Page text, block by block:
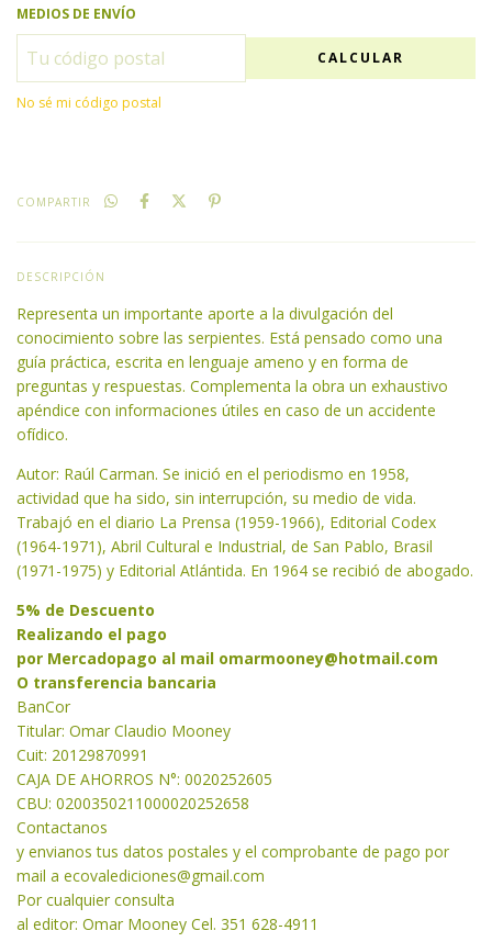
MEDIOS DE ENVÍO
CALCULAR
No sé mi código postal
COMPARTIR
DESCRIPCIÓN
Representa un importante aporte a la divulgación del
conocimiento sobre las serpientes. Está pensado como una
guía práctica, escrita en lenguaje ameno y en forma de
preguntas y respuestas. Complementa la obra un exhaustivo
apéndice con informaciones útiles en caso de un accidente
ofídico.
Autor: Raúl Carman. Se inició en el periodismo en 1958,
actividad que ha sido, sin interrupción, su medio de vida.
Trabajó en el diario La Prensa (1959-1966), Editorial Codex
(1964-1971), Abril Cultural e Industrial, de San Pablo, Brasil
(1971-1975) y Editorial Atlántida. En 1964 se recibió de abogado.
5% de Descuento
Realizando el pago
por Mercadopago al mail omarmooney@hotmail.com
O transferencia bancaria
BanCor
Titular: Omar Claudio Mooney
Cuit: 20129870991
CAJA DE AHORROS N°: 0020252605
CBU: 0200350211000020252658
Contactanos
y envianos tus datos postales y el comprobante de pago por
mail a ecovalediciones@gmail.com
Por cualquier consulta
al editor: Omar Mooney Cel. 351 628-4911